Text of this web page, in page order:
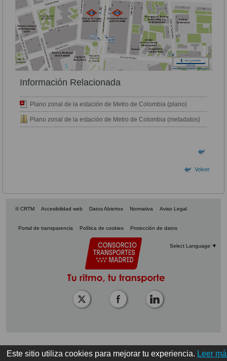
Este sitio utiliza cookies para mejorar tu experiencia. Leer
Información Relacionada
Plano zonal de la estación de Metro de Colombia (plano)
Plano zonal de la estación de Metro de Colombia (metadatos)
Volver
© CRTM Accesibilidad web Datos Abiertos Normativa Aviso Legal
Portal de transparencia Política de cookies Protección de datos
Select Language ▼